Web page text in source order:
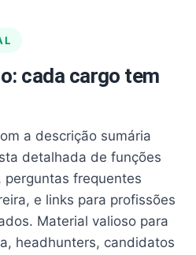
cada cargo tem
a descrição sumária
detalhada de funções
perguntas frequentes
e links para profissões
Material valioso para
headhunters, candidatos